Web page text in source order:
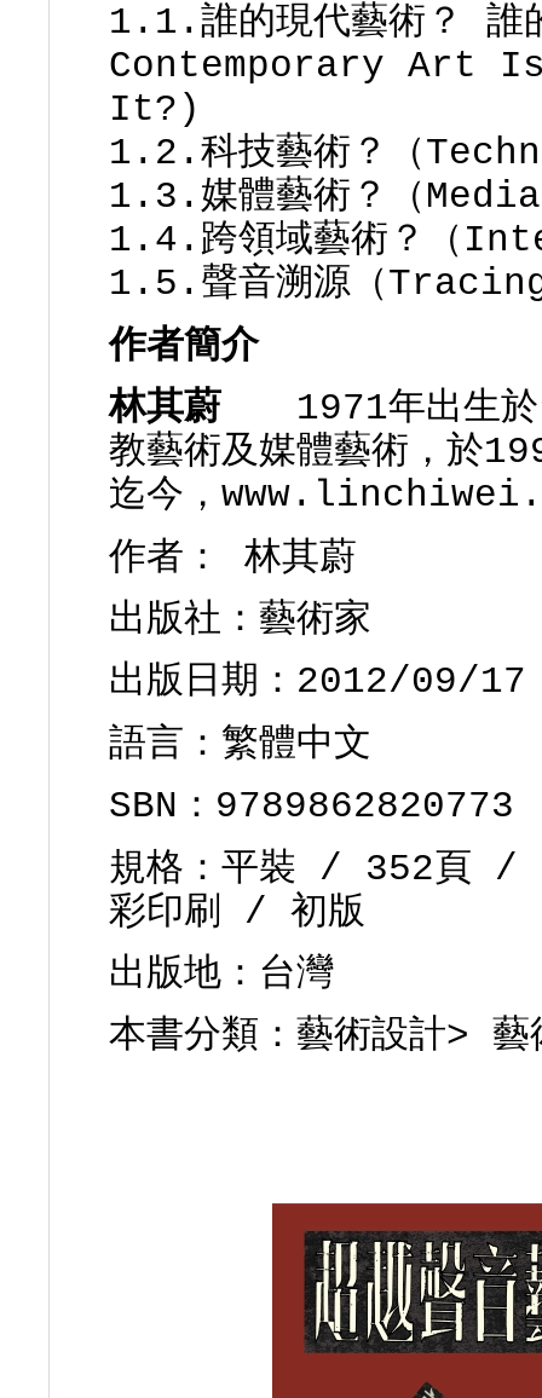
1.1.誰的現代藝術？ 誰
Contemporary Art
It?)
1.2.科技藝術？（
1.3.媒體藝術？（
1.4.跨領域藝術？（
1.5.聲音溯源（
作者簡介
林其蔚 1971年出生於
教藝術及媒體藝術，於
迄今，
作者： 林其蔚
出版社： 藝術家
出版日期：2012/09/17
語言：繁體中文
SBN：9789862820773
規格：平裝 / 352頁
彩印刷 / 初版
出版地：台灣
本書分類： 藝術設計> 藝